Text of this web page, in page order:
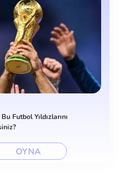
Futbol Yıldızlarını
OYNA